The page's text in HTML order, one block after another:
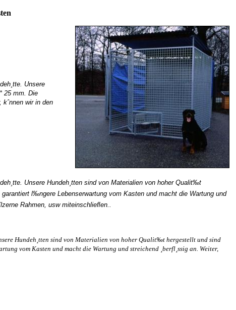
Unsere
25 mm. Die
wir in den
Unsere Hundeh¸tten sind von Materialien von hoher Qualit‰t
l‰ngere Lebenserwartung vom Kasten und macht die Wartung und
Rahmen, usw miteinschlieﬂen..
Hundeh¸tten sind von Materialien von hoher Qualit‰t hergestellt und sind
vom Kasten und macht die Wartung und streichend ¸berfl¸ssig an. Weiter,